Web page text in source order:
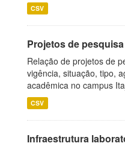
CSV
Projetos de
Relação de projetos de
vigência, situação, tipo,
acadêmica no campus
CSV
Infraestrutura